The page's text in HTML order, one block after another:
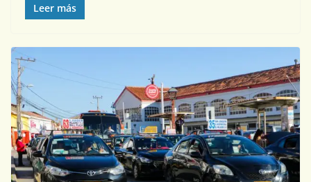
Leer más